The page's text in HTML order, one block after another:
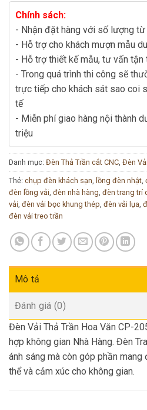
Chính sách:
- Nhận đặt hàng với số lượng từ
- Hỗ trợ cho khách mượn mẫu
- Hỗ trợ thiết kế mẫu, tư vấn tận
- Trong quá trình thi công sẽ
trực tiếp cho khách sát sao coi
tế
- Miễn phí giao hàng nội thành
triệu
Danh mục: Đèn Thả Trần cắt CNC Đèn
Thẻ: chụp đèn khách sạn lồng đèn nhật
đèn lồng vải đèn nhà hàng đèn trang trí
vải đèn vải bọc khung thép đèn vải lụa
đèn vải treo trần
Mô tả
Đánh giá (0)
Đèn Vải Thả Trần Hoa Văn CP-
hợp không gian Nhà Hàng. Đèn
ánh sáng mà còn góp phần
thể và cảm xúc cho không gian.